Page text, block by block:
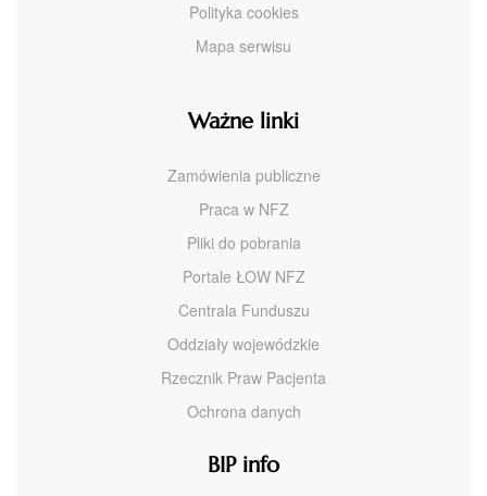
Polityka cookies
Mapa serwisu
Ważne linki
Zamówienia publiczne
Praca w NFZ
Pliki do pobrania
Portale ŁOW NFZ
Centrala Funduszu
Oddziały wojewódzkie
Rzecznik Praw Pacjenta
Ochrona danych
BIP info